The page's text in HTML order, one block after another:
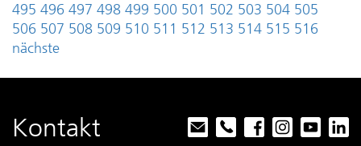
495 496 497 498 499 500 501 502 503 504 505
506 507 508 509 510 511 512 513 514 515 516
nächste
Kontakt